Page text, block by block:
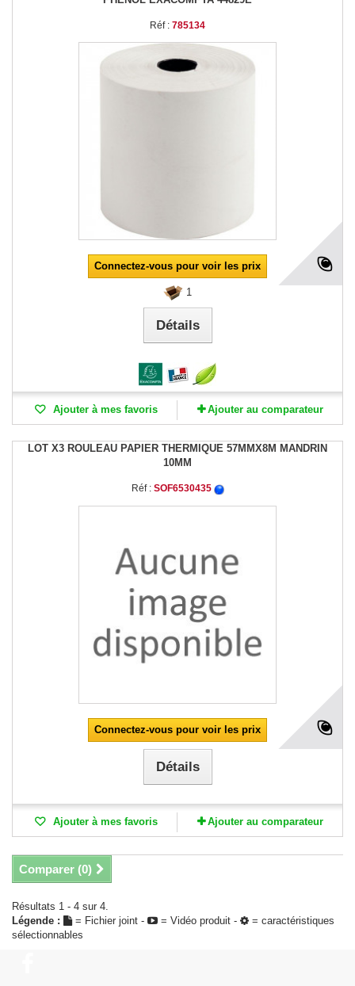
Réf : 785134
Connectez-vous pour voir les prix
1
Détails
Ajouter à mes favoris Ajouter au comparateur
LOT X3 ROULEAU PAPIER THERMIQUE 57MMX8M MANDRIN
10MM
Réf : SOF6530435
Connectez-vous pour voir les prix
Détails
Ajouter à mes favoris Ajouter au comparateur
Comparer (0)
Résultats 1 - 4 sur 4.
Légende :
= Fichier joint - = Vidéo produit -
= caractéristiques
sélectionnables